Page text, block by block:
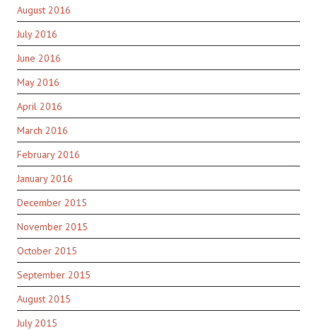
August 2016
July 2016
June 2016
May 2016
April 2016
March 2016
February 2016
January 2016
December 2015
November 2015
October 2015
September 2015
August 2015
July 2015